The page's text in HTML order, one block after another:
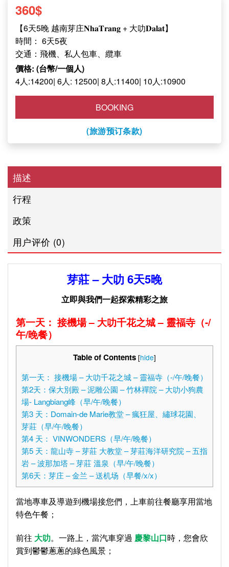
360$
【6天5晚 越南芽庄𝐍𝐡𝐚𝐓𝐫𝐚𝐧𝐠 + 大叻𝐃𝐚𝐥𝐚𝐭】
時間： 6天5夜
交通：飛機、私人包車、纜車
價格: (台幣/一個人)
4人:14200| 6人: 12500| 8人:11400| 10人:10900
BOOKING
(旅游预订条款)
描述
行程
政策
用户评价 (0)
芽莊 – 大叻 6天5晚
立即與我們一起探索精彩之旅
第一天： 接機場 – 大叻千花之城 – 靈福寺（-/
午/晚餐）
Table of Contents [hide]
第一天： 接機場 – 大叻千花之城 – 靈福寺（-/午/晚餐）
第2天：保大別殿 – 泥雕公園 – 竹林禪院 – 大叻小狗農
場- Langbiang峰（早/午/晚餐）
第3 天：Domain-de Marie教堂 – 瘋狂屋、繡球花園、
芽莊（早/午/晚餐）
第4 天： VINWONDERS（早/午/晚餐）
第5 天：龍山寺 – 芽莊 大教堂 – 芽莊海洋研究院 – 五指
岩 – 波那加塔 – 芽莊 溫泉（早/午/晚餐）
第6天：芽庄 – 金兰 – 送机场（早餐/x/x）
當地專車及導遊到機場接您們，上車前往餐廳享用當地
特色午餐；
前往 大叻。一路上，當汽車穿過 慶黎山口時，您會欣
賞到鬱鬱蔥蔥的綠色風景；